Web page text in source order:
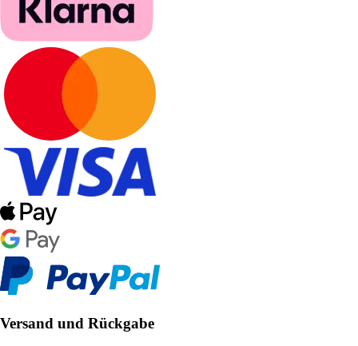
Versand und Rückgabe